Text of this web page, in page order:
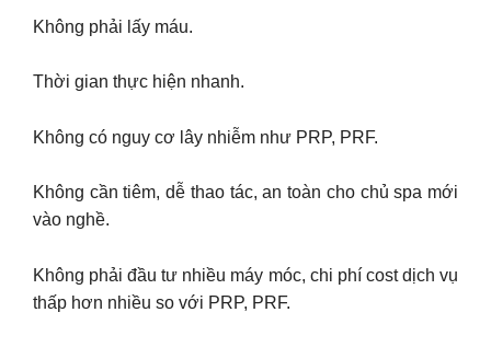
Không phải lấy máu.
Thời gian thực hiện nhanh.
Không có nguy cơ lây nhiễm như PRP, PRF.
Không cần tiêm, dễ thao tác, an toàn cho chủ spa mới
vào nghề.
Không phải đầu tư nhiều máy móc, chi phí cost dịch vụ
thấp hơn nhiều so với PRP, PRF.